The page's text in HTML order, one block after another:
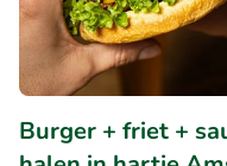
Burger + friet +